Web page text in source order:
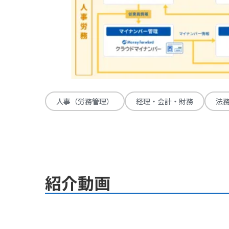
人事（労務管理） 経理・会計・財務 法
紹介動画